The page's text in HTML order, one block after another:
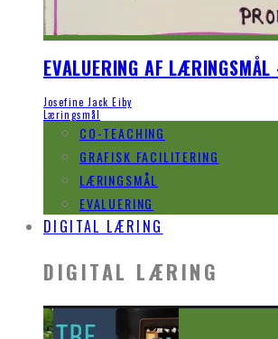
EVALUERING AF
Josefine Jack Eiby
Læringsmål
CO-TEACHING
GRAFISK FACILITERING
LÆRINGSMÅL
EVALUERING
DIGITAL LÆRING
DIGITAL LÆRING